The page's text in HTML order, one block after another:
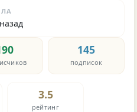
145
подписок
3.5
рейтинг